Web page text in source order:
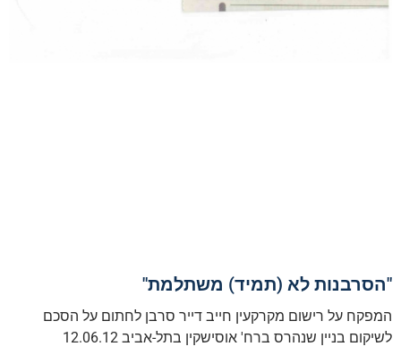
"הסרבנות לא (תמיד) משתלמת"
המפקח על רישום מקרקעין חייב דייר סרבן לחתום על הסכם
לשיקום בניין שנהרס ברח' אוסישקין בתל-אביב 12.06.12